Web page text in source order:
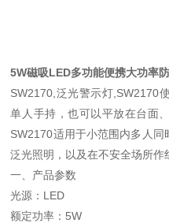
5W磁吸LED多功能便携大功率
SW2170,泛光警示灯,SW2170
单人手持，也可以平放在台面
SW2170适用于小范围内多人
泛光照明，以及在不安全场所作
一、产品参数
光源：LED
额定功率：5W